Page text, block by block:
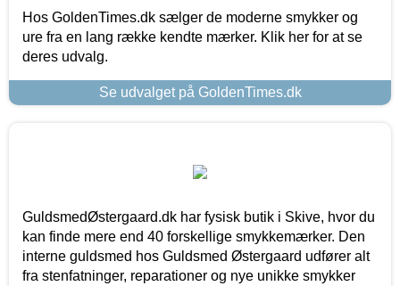
Hos GoldenTimes.dk sælger de moderne smykker og
ure fra en lang række kendte mærker. Klik her for at se
deres udvalg.
Se udvalget på GoldenTimes.dk
GuldsmedØstergaard.dk har fysisk butik i Skive, hvor du
kan finde mere end 40 forskellige smykkemærker. Den
interne guldsmed hos Guldsmed Østergaard udfører alt
fra stenfatninger, reparationer og nye unikke smykker